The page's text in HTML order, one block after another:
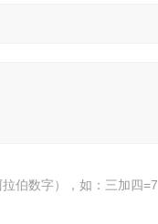
伯数字），如：三加四=7